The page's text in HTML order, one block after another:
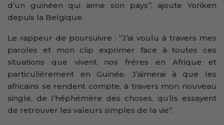
d’un guinéen qui aime son pays’’, ajoute Yoriken
depuis la Belgique.
Le rappeur de poursuivre : ‘’J’ai voulu à travers mes
paroles et mon clip exprimer face à toutes ces
situations que vivent nos fréres en Afrique et
particulièrement en Guinée. J’aimerai à que les
africains se rendent compte, à travers mon nouveau
single, de l’héphémère des choses, qu’ils essayent
de retrouver les valeurs simples de la vie’’.